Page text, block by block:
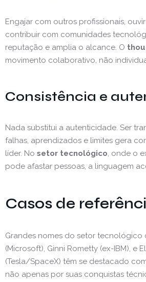
Engajar com outros profissionais,
contribuir com comunidades
reputação e amplia o alcance. O
movimento colaborativo, não
Consistência e
Nada substitui a autenticidade. Ser
falhas, aprendizados e limites gera
líder. No setor tecnológico, onde o
pode afastar pessoas, a linguagem
Casos de
Grandes nomes do setor tecnológico
(Microsoft), Ginni Rometty (ex-IBM), e
(Tesla/SpaceX) têm se destacado
não apenas por suas conquistas